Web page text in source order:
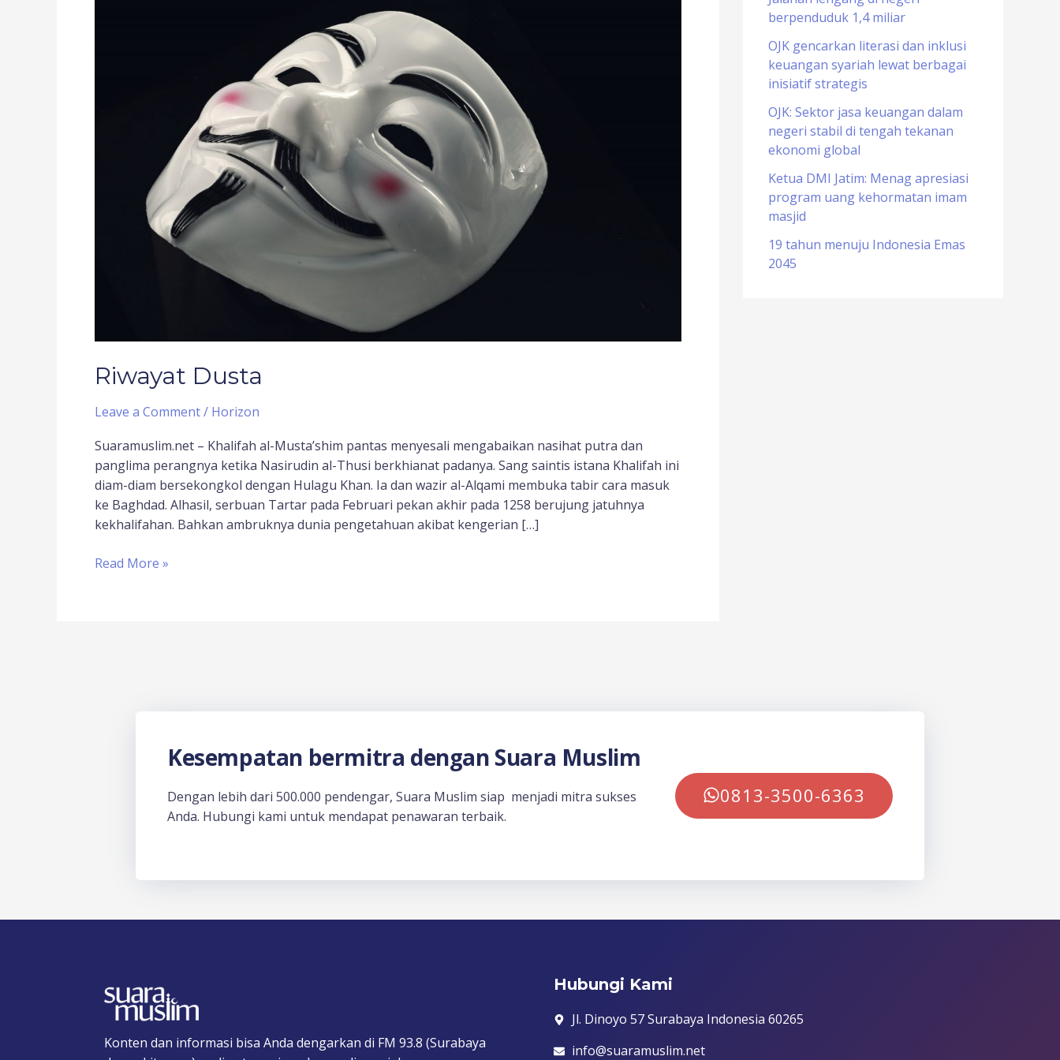
Riwayat Dusta
Leave a Comment/ Horizon
Suaramuslim.net – Khalifah al-Musta’shim pantas menyesali mengabaikan nasihat putra dan
panglima perangnya ketika Nasirudin al-Thusi berkhianat padanya. Sang saintis istana Khalifah ini
diam-diam bersekongkol dengan Hulagu Khan. Ia dan wazir al-Alqami membuka tabir cara masuk
ke Baghdad. Alhasil, serbuan Tartar pada Februari pekan akhir pada 1258 berujung jatuhnya
kekhalifahan. Bahkan ambruknya dunia pengetahuan akibat kengerian […]
Read More »
o
r
:
berpenduduk 1,4 miliar
OJK gencarkan literasi dan inklusi
keuangan syariah lewat berbagai
inisiatif strategis
OJK: Sektor jasa keuangan dalam
negeri stabil di tengah tekanan
ekonomi global
Ketua DMI Jatim: Menag apresiasi
program uang kehormatan imam
masjid
19 tahun menuju Indonesia Emas
2045
Kesempatan bermitra dengan Suara Muslim
Dengan lebih dari 500.000 pendengar, Suara Muslim siap menjadi mitra sukses
Anda. Hubungi kami untuk mendapat penawaran terbaik.
0813-3500-6363
Konten dan informasi bisa Anda dengarkan di FM 93.8 (Surabaya
Hubungi Kami
Jl. Dinoyo 57 Surabaya Indonesia 60265
info@suaramuslim.net